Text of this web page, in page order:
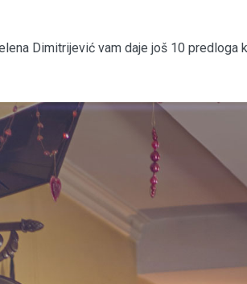
Dimitrijević vam daje još 10 predloga